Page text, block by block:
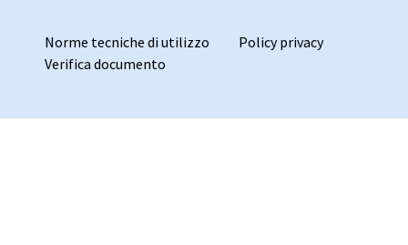
Norme tecniche di utilizzo
Policy privacy
Verifica documento